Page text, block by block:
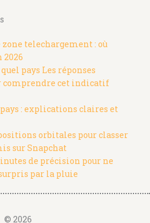
telechargement : où
2026
pays Les réponses
comprendre cet indicatif
: explications claires et
orbitales pour classer
sur Snapchat
de précision pour ne
par la pluie
© 2026